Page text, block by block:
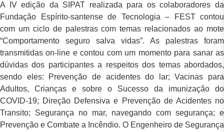
A IV edição da SIPAT realizada para os colaboradores da
Fundação Espírito-santense de Tecnologia – FEST contou
com um ciclo de palestras com temas relacionados ao mote
“Comportamento seguro salva vidas”. As palestras foram
transmitidas on-line e contou com um momento para sanar as
dúvidas dos participantes a respeitos dos temas abordados,
sendo eles: Prevenção de acidentes do lar; Vacinas para
Adultos, Crianças e sobre o Sucesso da imunização do
COVID-19; Direção Defensiva e Prevenção de Acidentes no
Transito; Segurança no mar, navegando com segurança; e
Prevenção e Combate a Incêndio. O Engenheiro de Segurança